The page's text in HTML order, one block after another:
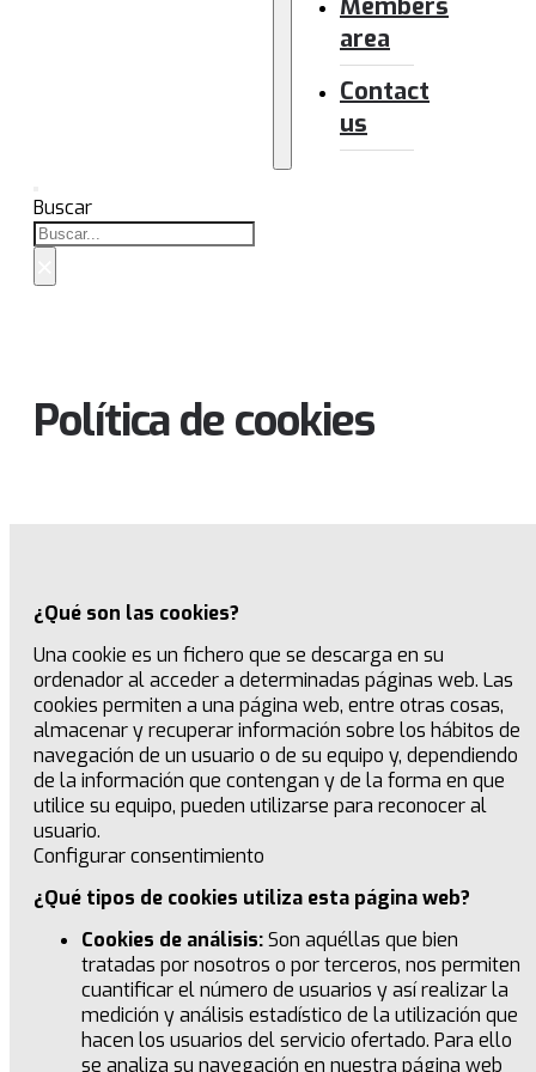
Members
area
Contact
us
Buscar
Política de cookies
¿Qué son las cookies?
Una cookie es un fichero que se descarga en su
ordenador al acceder a determinadas páginas web. Las
cookies permiten a una página web, entre otras cosas,
almacenar y recuperar información sobre los hábitos de
navegación de un usuario o de su equipo y, dependiendo
de la información que contengan y de la forma en que
utilice su equipo, pueden utilizarse para reconocer al
usuario.
Configurar consentimiento
¿Qué tipos de cookies utiliza esta página web?
Cookies de análisis:Son aquéllas que bien
tratadas por nosotros o por terceros, nos permiten
cuantificar el número de usuarios y así realizar la
medición y análisis estadístico de la utilización que
hacen los usuarios del servicio ofertado. Para ello
se analiza su navegación en nuestra página web